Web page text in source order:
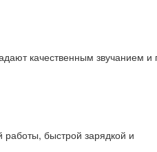
качественным звучанием и
быстрой зарядкой и